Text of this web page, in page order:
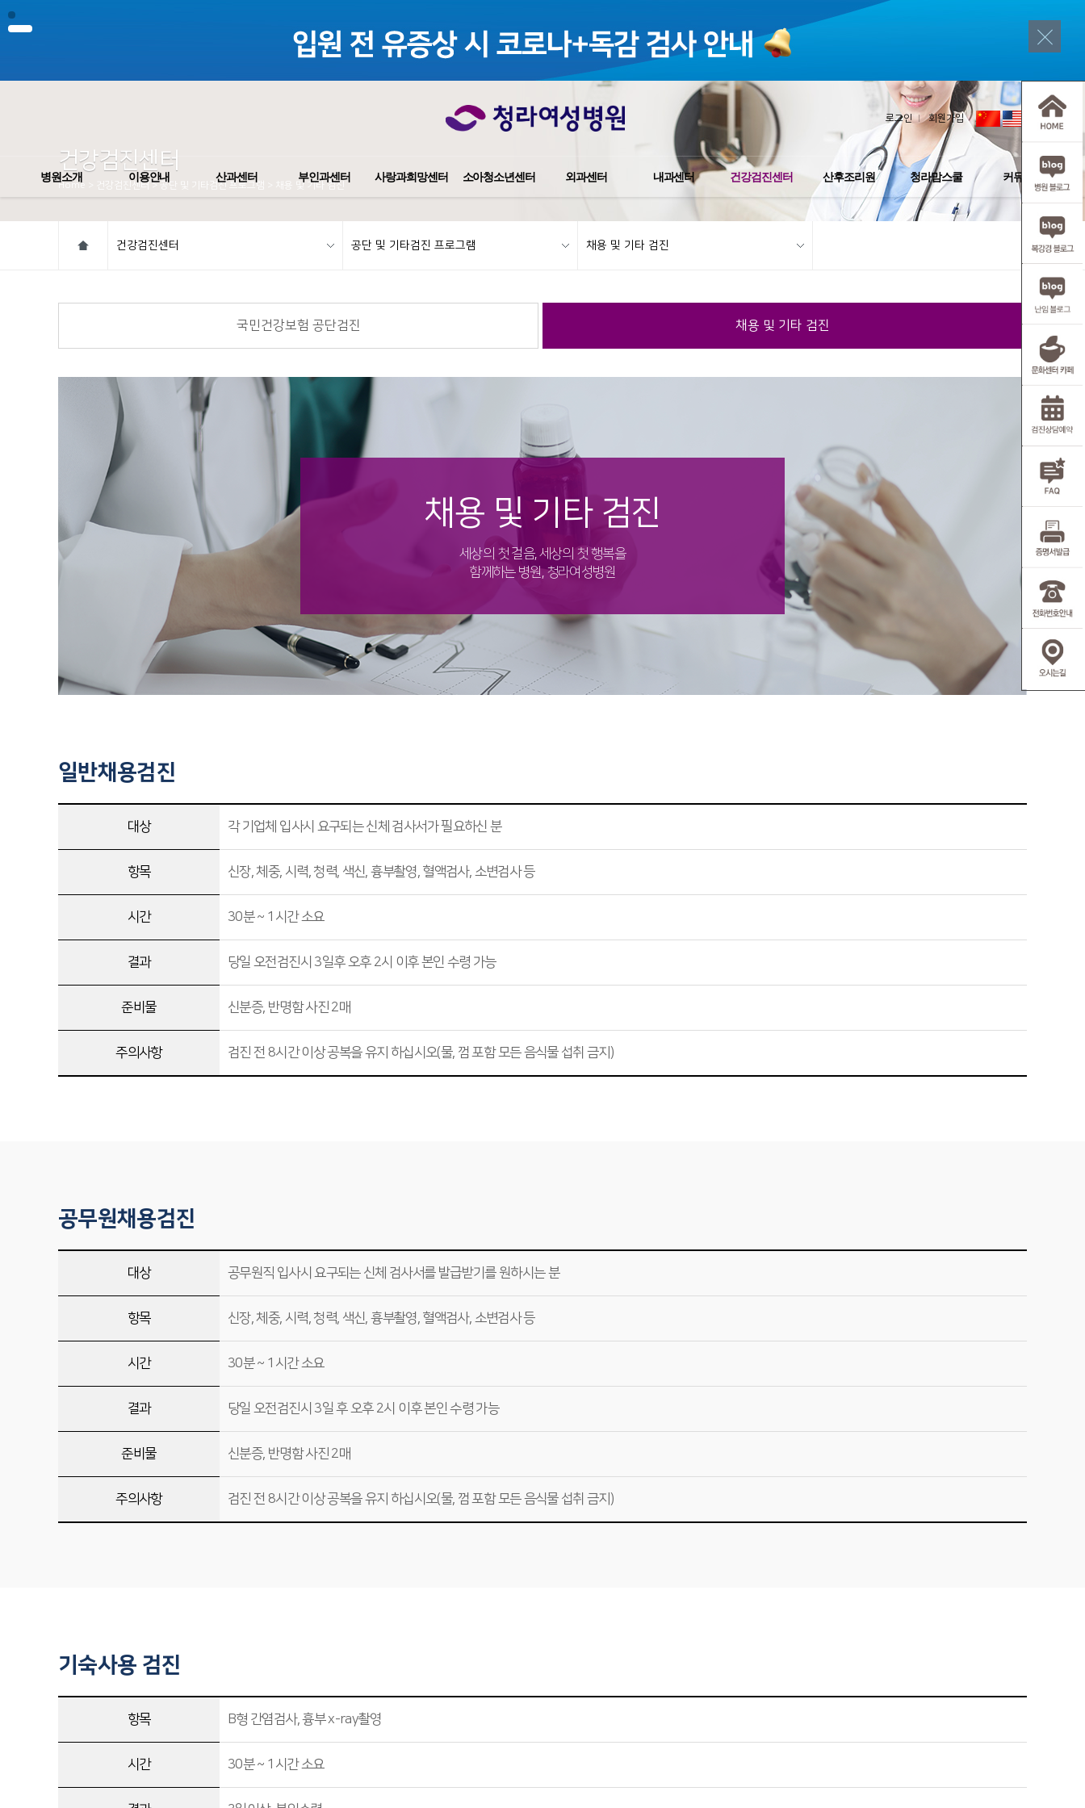
로그인 회원가입
병원소개 이용안내 산과센터 부인과센터 사랑과희망센터 소아청소년센터 외과센터 내과센터 건강검진센터 산후조리원 청라맘스쿨 커뮤니티
건강검진센터
Home > 건강검진센터 > 공단 및 기타검진 프로그램 > 채용 및 기타 검진
건강검진센터 공단 및 기타검진 프로그램 채용 및 기타 검진
국민건강보험 공단검진 채용 및 기타 검진
채용 및 기타 검진
세상의 첫 걸음, 세상의 첫 행복을
함께하는 병원, 청라여성병원
일반채용검진
대상 각 기업체 입사시 요구되는 신체 검사서가 필요하신 분
항목 신장, 체중, 시력, 청력, 색신, 흉부촬영, 혈액검사, 소변검사 등
시간 30분 ~ 1시간 소요
결과 당일 오전검진시 3일후 오후 2시 이후 본인 수령 가능
준비물 신분증, 반명함 사진 2매
주의사항 검진 전 8시간 이상 공복을 유지 하십시오(물, 껌 포함 모든 음식물 섭취 금지)
공무원채용검진
대상 공무원직 입사시 요구되는 신체 검사서를 발급받기를 원하시는 분
항목 신장, 체중, 시력, 청력, 색신, 흉부촬영, 혈액검사, 소변검사 등
시간 30분 ~ 1시간 소요
결과 당일 오전검진시 3일 후 오후 2시 이후 본인 수령 가능
준비물 신분증, 반명함 사진 2매
주의사항 검진 전 8시간 이상 공복을 유지 하십시오(물, 껌 포함 모든 음식물 섭취 금지)
기숙사용 검진
항목 B형 간염검사, 흉부 x-ray촬영
시간 30분 ~ 1시간 소요